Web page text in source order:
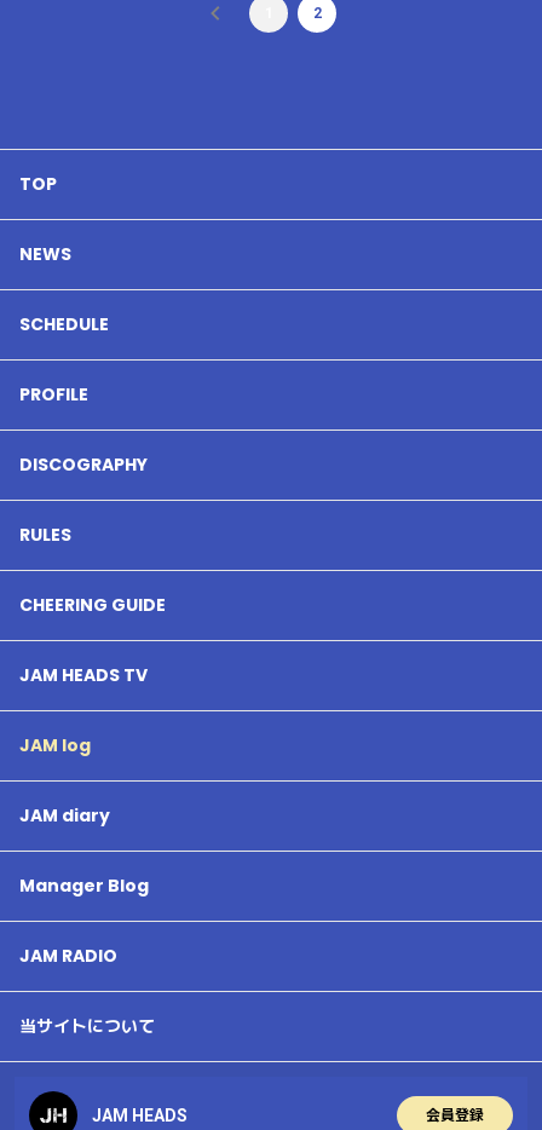
2
TOP
NEWS
SCHEDULE
PROFILE
DISCOGRAPHY
RULES
CHEERING GUIDE
JAM HEADS TV
JAM log
JAM diary
Manager Blog
JAM RADIO
当サイトについて
JAM HEADS 会員登録